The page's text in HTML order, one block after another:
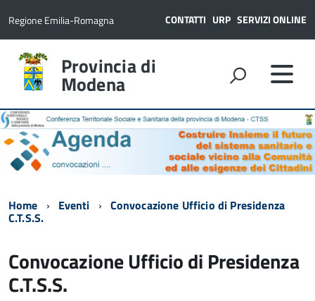
Regione Emilia-Romagna CONTATTI URP SERVIZI ONLINE
Provincia di
Modena
Home Eventi Convocazione Ufficio di Presidenza
C.T.S.S.
Convocazione Ufficio di Presidenza
C.T.S.S.